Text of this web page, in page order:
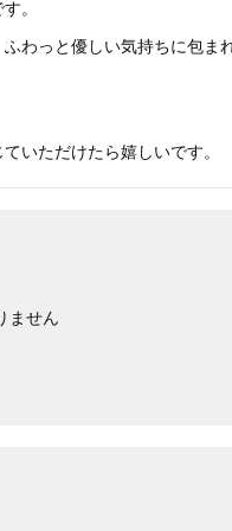
。
わっと優しい気持ちに包ま
いただけたら嬉しいです。
ません